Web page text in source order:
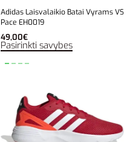
Adidas Laisvalaikio Batai Vyrams VS
Pace EH0019
49,00€
Pasirinkti savybes